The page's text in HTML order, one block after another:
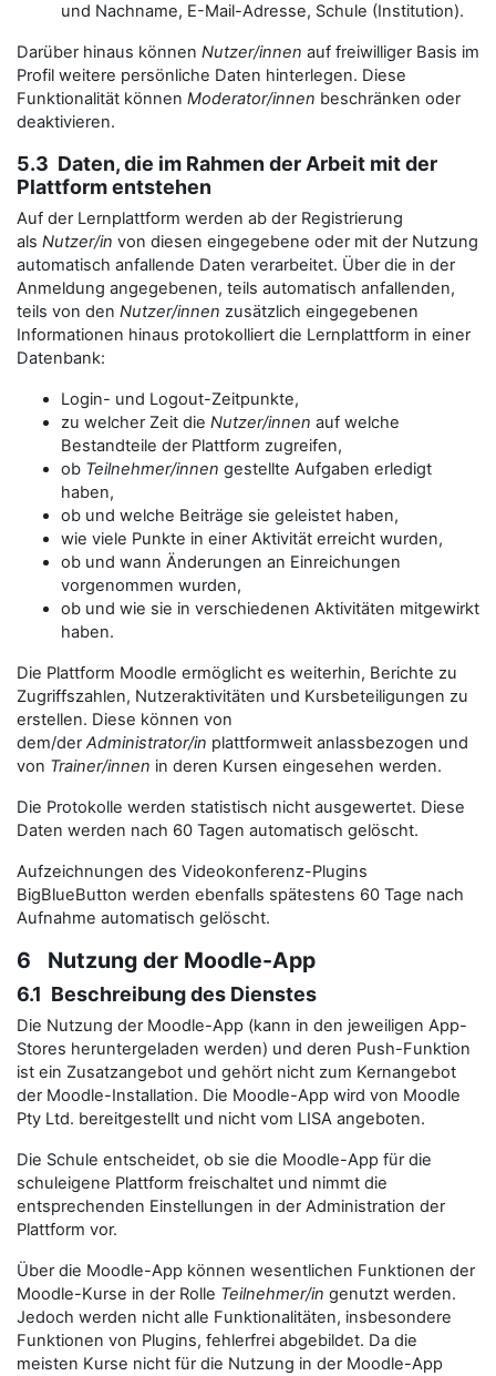
und Nachname, E-Mail-Adresse, Schule (Institution).
Darüber hinaus können Nutzer/innen auf freiwilliger Basis im
Profil weitere persönliche Daten hinterlegen. Diese
Funktionalität können Moderator/innen beschränken oder
deaktivieren.
5.3 Daten, die im Rahmen der Arbeit mit der
Plattform entstehen
Auf der Lernplattform werden ab der Registrierung
als Nutzer/in von diesen eingegebene oder mit der Nutzung
automatisch anfallende Daten verarbeitet. Über die in der
Anmeldung angegebenen, teils automatisch anfallenden,
teils von den Nutzer/innen zusätzlich eingegebenen
Informationen hinaus protokolliert die Lernplattform in einer
Datenbank:
Login- und Logout-Zeitpunkte,
zu welcher Zeit die Nutzer/innen auf welche
Bestandteile der Plattform zugreifen,
ob Teilnehmer/innen gestellte Aufgaben erledigt
haben,
ob und welche Beiträge sie geleistet haben,
wie viele Punkte in einer Aktivität erreicht wurden,
ob und wann Änderungen an Einreichungen
vorgenommen wurden,
ob und wie sie in verschiedenen Aktivitäten mitgewirkt
haben.
Die Plattform Moodle ermöglicht es weiterhin, Berichte zu
Zugriffszahlen, Nutzeraktivitäten und Kursbeteiligungen zu
erstellen. Diese können von
dem/derAdministrator/in plattformweit anlassbezogen und
von Trainer/innen in deren Kursen eingesehen werden.
Die Protokolle werden statistisch nicht ausgewertet. Diese
Daten werden nach 60 Tagen automatisch gelöscht.
Aufzeichnungen des Videokonferenz-Plugins
BigBlueButton werden ebenfalls spätestens 60 Tage nach
Aufnahme automatisch gelöscht.
6 Nutzung der Moodle-App
6.1 Beschreibung des Dienstes
Die Nutzung der Moodle-App (kann in den jeweiligen App-
Stores heruntergeladen werden) und deren Push-Funktion
ist ein Zusatzangebot und gehört nicht zum Kernangebot
der Moodle-Installation. Die Moodle-App wird von Moodle
Pty Ltd. bereitgestellt und nicht vom LISA angeboten.
Die Schule entscheidet, ob sie die Moodle-App für die
schuleigene Plattform freischaltet und nimmt die
entsprechenden Einstellungen in der Administration der
Plattform vor.
Über die Moodle-App können wesentlichen Funktionen der
Moodle-Kurse in der Rolle Teilnehmer/in genutzt werden.
Jedoch werden nicht alle Funktionalitäten, insbesondere
Funktionen von Plugins, fehlerfrei abgebildet. Da die
meisten Kurse nicht für die Nutzung in der Moodle-App